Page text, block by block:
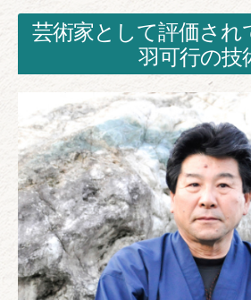
芸術家として評価され
羽可行の技